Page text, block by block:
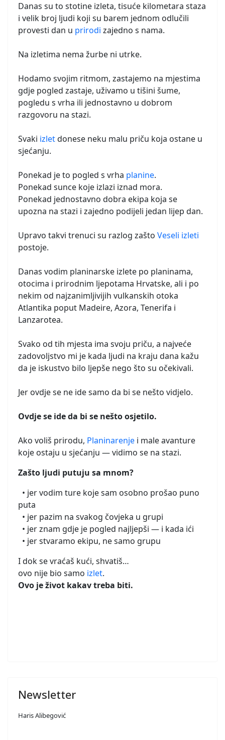
Danas su to stotine izleta, tisuće kilometara staza
i velik broj ljudi koji su barem jednom odlučili
provesti dan u prirodi zajedno s nama.
Na izletima nema žurbe ni utrke.
Hodamo svojim ritmom, zastajemo na mjestima
gdje pogled zastaje, uživamo u tišini šume,
pogledu s vrha ili jednostavno u dobrom
razgovoru na stazi.
Svaki izletdonese neku malu priču koja ostane u
sjećanju.
Ponekad je to pogled s vrha planine.
Ponekad sunce koje izlazi iznad mora.
Ponekad jednostavno dobra ekipa koja se
upozna na stazi i zajedno podijeli jedan lijep dan.
Upravo takvi trenuci su razlog zašto Veseli izleti
postoje.
Danas vodim planinarske izlete po planinama,
otocima i prirodnim ljepotama Hrvatske, ali i po
nekim od najzanimljivijih vulkanskih otoka
Atlantika poput Madeire, Azora, Tenerifa i
Lanzarotea.
Svako od tih mjesta ima svoju priču, a najveće
zadovoljstvo mi je kada ljudi na kraju dana kažu
da je iskustvo bilo ljepše nego što su očekivali.
Jer ovdje se ne ide samo da bi se nešto vidjelo.
Ovdje se ide da bi se nešto osjetilo.
Ako voliš prirodu, Planinarenje i male avanture
koje ostaju u sjećanju — vidimo se na stazi.
Zašto ljudi putuju sa mnom?
• jer vodim ture koje sam osobno prošao puno
puta
• jer pazim na svakog čovjeka u grupi
• jer znam gdje je pogled najljepši — i kada ići
• jer stvaramo ekipu, ne samo grupu
I dok se vraćaš kući, shvatiš…
ovo nije bio samo izlet.
Ovo je život kakav treba biti.
Newsletter
Haris Alibegović